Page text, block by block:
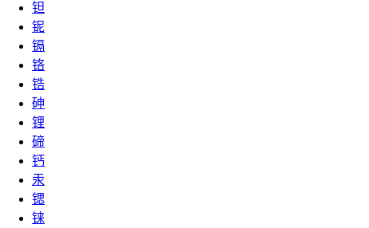
钽
铌
镉
铬
锆
砷
锂
碲
钙
汞
锶
铼